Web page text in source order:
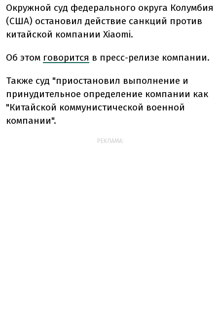
Окружной суд федерального округа Колумбия
(США) остановил действие санкций против
китайской компании Xiaomi.
Об этом говорится в пресс-релизе компании.
Также суд "приостановил выполнение и
принудительное определение компании как
"Китайской коммунистической военной
компании".
РЕКЛАМА: